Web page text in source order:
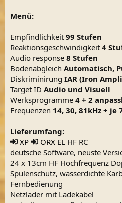
Menü:
Empfindlichkeit99 Stufen
Reaktionsgeschwindigkeit4
Audio response8 Stufen
BodenabgleichAutomatisch,
DiskriminirungIAR (Iron
Target IDAudio und Visuell
Werksprogramme4 + 2
Frequenzen 14, 30, 81kHz + je
Lieferumfang:
XP
ORX EL HF RC
deutsche Software, neuste
24 x 13cm HF Hochfrequenz
Spulenschutz, wasserdichte
Fernbedienung
Netzlader mit Ladekabel